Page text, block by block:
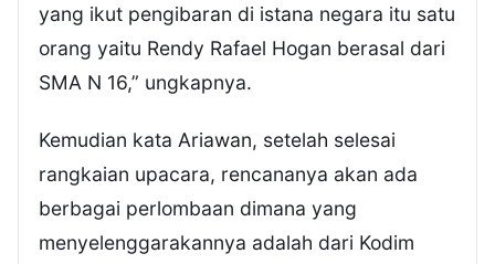
yang ikut pengibaran di istana negara itu satu
orang yaitu Rendy Rafael Hogan berasal dari
SMA N 16,” ungkapnya.
Kemudian kata Ariawan, setelah selesai
rangkaian upacara, rencananya akan ada
berbagai perlombaan dimana yang
menyelenggarakannya adalah dari Kodim